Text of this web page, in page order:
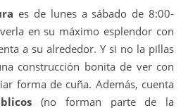
es de lunes a sábado de 8:00-
en su máximo esplendor con
a su alrededor. Y si no la pillas
construcción bonita de ver con
forma de cuña. Además, cuenta
(no forman parte de la